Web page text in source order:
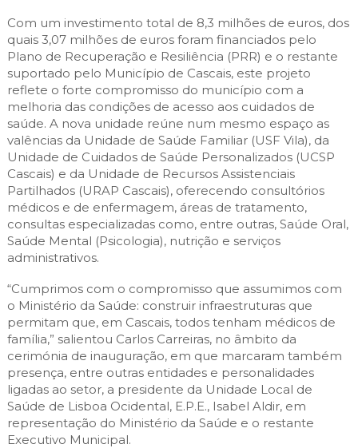
Com um investimento total de 8,3 milhões de euros, dos
quais 3,07 milhões de euros foram financiados pelo
Plano de Recuperação e Resiliência (PRR) e o restante
suportado pelo Município de Cascais, este projeto
reflete o forte compromisso do município com a
melhoria das condições de acesso aos cuidados de
saúde. A nova unidade reúne num mesmo espaço as
valências da Unidade de Saúde Familiar (USF Vila), da
Unidade de Cuidados de Saúde Personalizados (UCSP
Cascais) e da Unidade de Recursos Assistenciais
Partilhados (URAP Cascais), oferecendo consultórios
médicos e de enfermagem, áreas de tratamento,
consultas especializadas como, entre outras, Saúde Oral,
Saúde Mental (Psicologia), nutrição e serviços
administrativos.
“Cumprimos com o compromisso que assumimos com
o Ministério da Saúde: construir infraestruturas que
permitam que, em Cascais, todos tenham médicos de
família,” salientou Carlos Carreiras, no âmbito da
cerimónia de inauguração, em que marcaram também
presença, entre outras entidades e personalidades
ligadas ao setor, a presidente da Unidade Local de
Saúde de Lisboa Ocidental, E.P.E., Isabel Aldir, em
representação do Ministério da Saúde e o restante
Executivo Municipal.